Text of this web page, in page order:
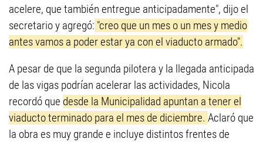
acelere, que también entregue anticipadamente", dijo el
secretario y agregó: "creo que un mes o un mes y medio
antes vamos a poder estar ya con el viaducto armado".
A pesar de que la segunda pilotera y la llegada anticipada
de las vigas podrían acelerar las actividades, Nicola
recordó que desde la Municipalidad apuntan a tener el
viaducto terminado para el mes de diciembre. Aclaró que
la obra es muy grande e incluye distintos frentes de